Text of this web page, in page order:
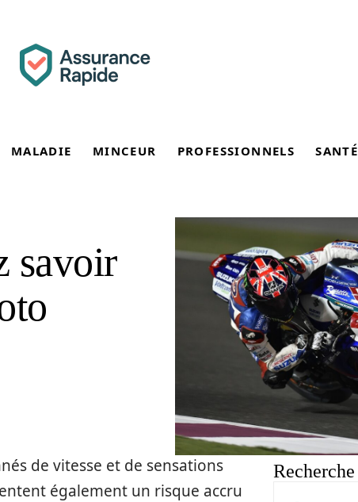
MALADIE MINCEUR PROFESSIONNELS SANTÉ
savoir
de vitesse et de sensations
également un risque accru
Recherche